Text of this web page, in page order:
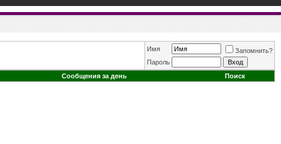
Имя
Запомнить?
Пароль
Сообщения за день Поиск